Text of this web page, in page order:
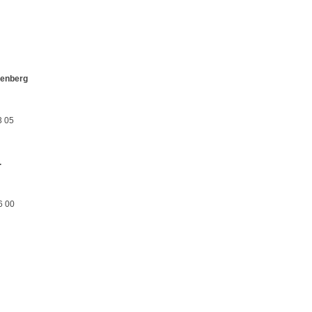
05
00